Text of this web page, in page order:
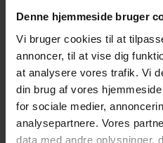
Denne hjemmeside bruger
Vi bruger cookies til at
annoncer, til at vise dig
at analysere vores trafik. Vi
din brug af vores
for sociale medier,
analysepartnere. Vores
data med andre oplysninger,
Cadillac
Chevrolet
Chrysler
Citroen
Dacia
Lexus